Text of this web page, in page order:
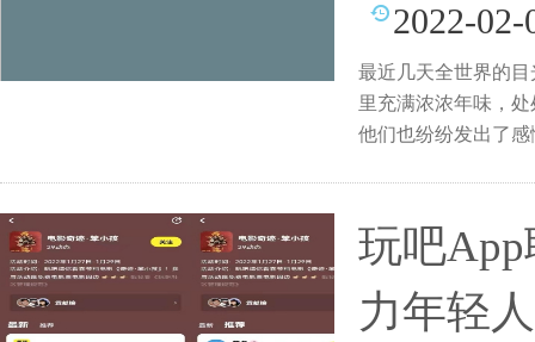
2022-02-
最近几天全世界的
里充满浓浓年味，
他们也纷纷发出了
玩吧App
力年轻